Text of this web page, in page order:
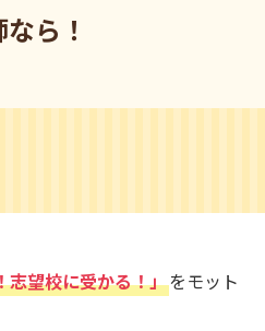
ら！
志望校に受かる！」をモット